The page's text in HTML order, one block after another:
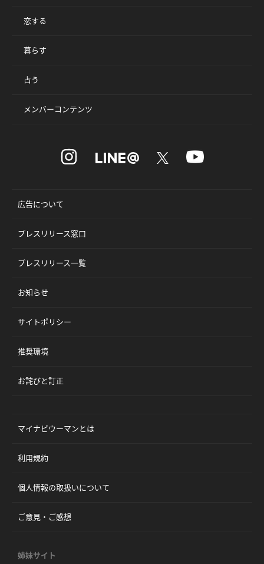
恋する
暮らす
占う
メンバーコンテンツ
広告について
プレスリリース窓口
プレスリリース一覧
お知らせ
サイトポリシー
推奨環境
お詫びと訂正
マイナビウーマンとは
利用規約
個人情報の取扱いについて
ご意見・ご感想
姉妹サイト